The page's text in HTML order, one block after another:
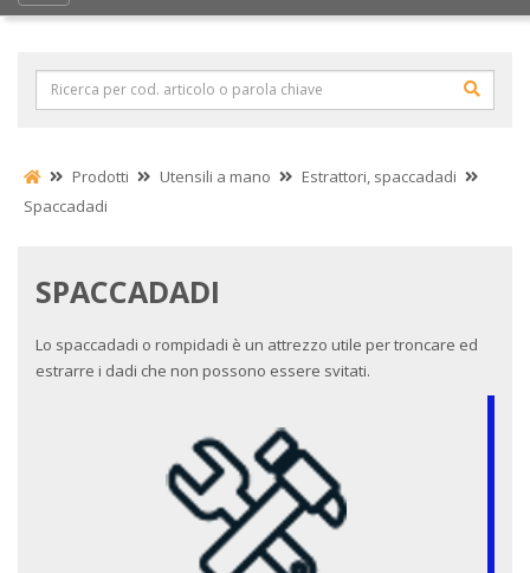
Prodotti Utensili a mano
Estrattori, spaccadadi
Spaccadadi
SPACCADADI
Lo spaccadadi o rompidadi è un attrezzo utile per troncare ed
estrarre i dadi che non possono essere svitati.